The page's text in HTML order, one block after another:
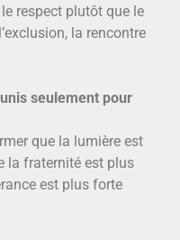
respect plutôt que le
la rencontre
seulement pour
que la lumière est
la fraternité est plus
est plus forte